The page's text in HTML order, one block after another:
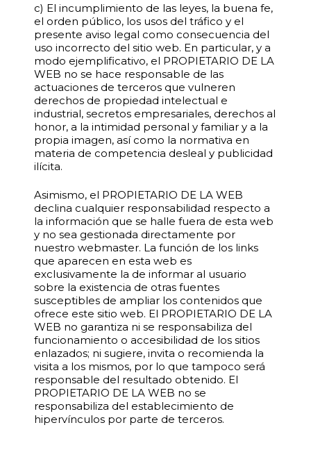
c) El incumplimiento de las leyes, la buena fe,
el orden público, los usos del tráfico y el
presente aviso legal como consecuencia del
uso incorrecto del sitio web. En particular, y a
modo ejemplificativo, el PROPIETARIO DE LA
WEB no se hace responsable de las
actuaciones de terceros que vulneren
derechos de propiedad intelectual e
industrial, secretos empresariales, derechos al
honor, a la intimidad personal y familiar y a la
propia imagen, así como la normativa en
materia de competencia desleal y publicidad
ilícita.
Asimismo, el PROPIETARIO DE LA WEB
declina cualquier responsabilidad respecto a
la información que se halle fuera de esta web
y no sea gestionada directamente por
nuestro webmaster. La función de los links
que aparecen en esta web es
exclusivamente la de informar al usuario
sobre la existencia de otras fuentes
susceptibles de ampliar los contenidos que
ofrece este sitio web. El PROPIETARIO DE LA
WEB no garantiza ni se responsabiliza del
funcionamiento o accesibilidad de los sitios
enlazados; ni sugiere, invita o recomienda la
visita a los mismos, por lo que tampoco será
responsable del resultado obtenido. El
PROPIETARIO DE LA WEB no se
responsabiliza del establecimiento de
hipervínculos por parte de terceros.